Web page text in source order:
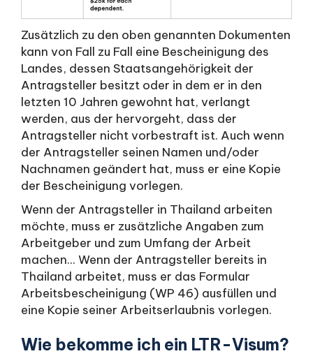
Zusätzlich zu den oben genannten Dokumenten
kann von Fall zu Fall eine Bescheinigung des
Landes, dessen Staatsangehörigkeit der
Antragsteller besitzt oder in dem er in den
letzten 10 Jahren gewohnt hat, verlangt
werden, aus der hervorgeht, dass der
Antragsteller nicht vorbestraft ist. Auch wenn
der Antragsteller seinen Namen und/oder
Nachnamen geändert hat, muss er eine Kopie
der Bescheinigung vorlegen.
Wenn der Antragsteller in Thailand arbeiten
möchte, muss er zusätzliche Angaben zum
Arbeitgeber und zum Umfang der Arbeit
machen... Wenn der Antragsteller bereits in
Thailand arbeitet, muss er das Formular
Arbeitsbescheinigung (WP 46) ausfüllen und
eine Kopie seiner Arbeitserlaubnis vorlegen.
Wie bekomme ich ein LTR-Visum?